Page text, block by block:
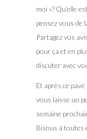
moi »? Qu’elle
pensez vous de
Partagez vos
pour ça et en
discuter avec
Et après ce
vous laisse un
semaine
Bisous à toutes